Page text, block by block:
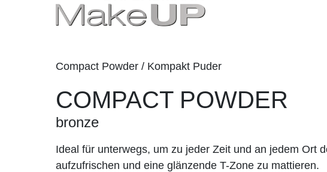
Compact Powder / Kompakt Puder
COMPACT POWDER
bronze
Ideal für unterwegs, um zu jeder Zeit und an jedem Ort
aufzufrischen und eine glänzende T-Zone zu mattieren.